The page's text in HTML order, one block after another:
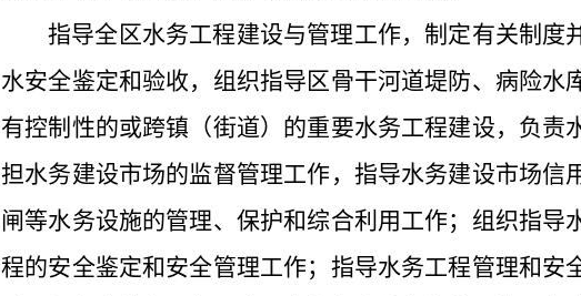
指导全区水务工程建设与管理工作，制定有关制度
水安全鉴定和验收，组织指导区骨干河道堤防、病险水
有控制性的或跨镇（街道）的重要水务工程建设，负责
担水务建设市场的监督管理工作，指导水务建设市场信
闸等水务设施的管理、保护和综合利用工作；组织指导
程的安全鉴定和安全管理工作；指导水务工程管理和安